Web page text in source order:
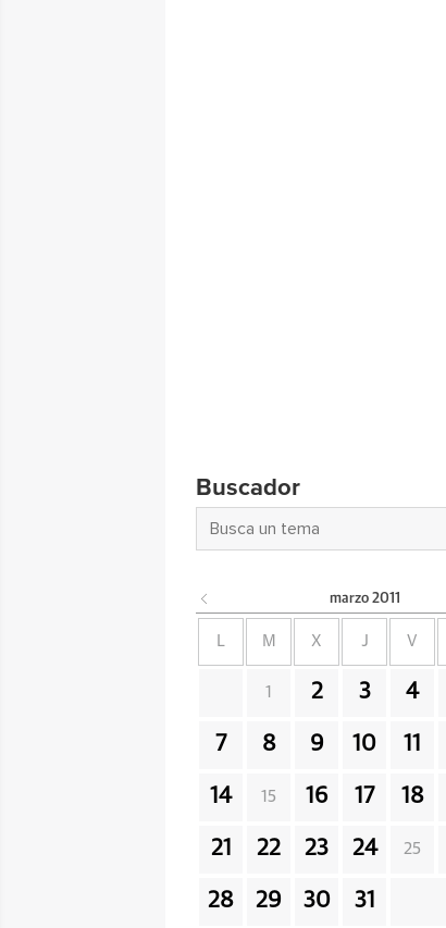
Buscador
marzo 2011
L M X J V
1 2 3 4
7 8 9 10 11
14 15 16 17 18
21 22 23 24 25
28 29 30 31